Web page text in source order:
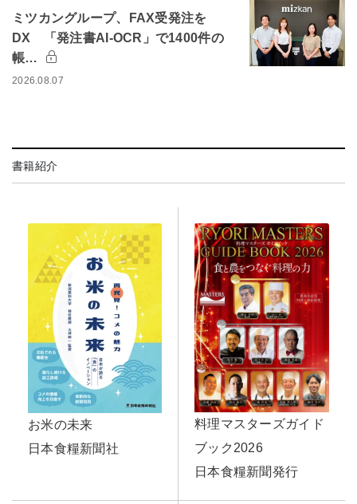
ミツカングループ、FAX受発注を
DX 「発注書AI-OCR」で1400件の
帳…
2026.08.07
書籍紹介
お米の未来
日本食糧新聞社
料理マスターズガイド
ブック2026
日本食糧新聞発行